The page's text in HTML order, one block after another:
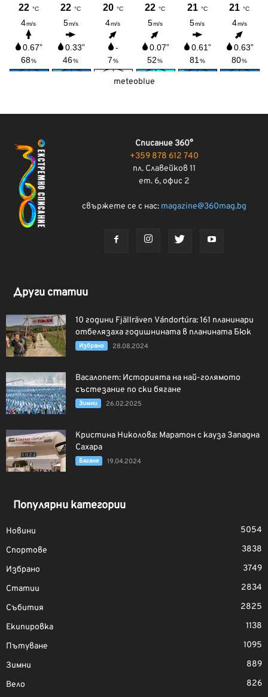
meteoblue
Списание 360°
+359 878 612 740
пл. Славейков 11
ет. 6, офис 2
свържете се с нас: magazine@360mag.bg
Други статии
10 години Fjällräven Vándortúra: 161 планинари
отбелязаха годишнината в планината Бюк
Избрано 28.08.2024
Васалопет: Историята на най-голямото
състезание по ски бягане
Зимни 26.02.2025
Кристина Николова: Маратон с кауза Западна
Сахара
Бягане 19.04.2024
Популярни категории
Новини
5054
Спортове
3838
Избрано
3749
Статии
2834
Събития
2825
Екипировка
1138
Пътуване
1095
Зимни
889
Вело
826